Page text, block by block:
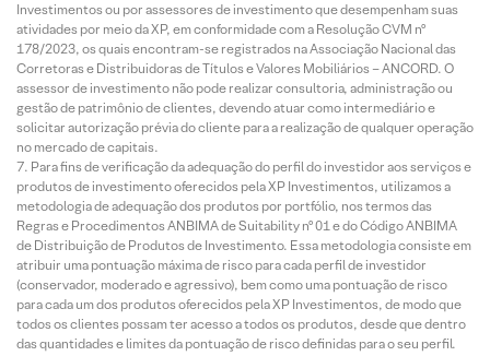
Investimentos ou por assessores de investimento que desempenham suas
atividades por meio da XP, em conformidade com a Resolução CVM nº
178/2023, os quais encontram-se registrados na Associação Nacional das
Corretoras e Distribuidoras de Títulos e Valores Mobiliários – ANCORD. O
assessor de investimento não pode realizar consultoria, administração ou
gestão de patrimônio de clientes, devendo atuar como intermediário e
solicitar autorização prévia do cliente para a realização de qualquer operação
no mercado de capitais.
Para fins de verificação da adequação do perfil do investidor aos serviços e
produtos de investimento oferecidos pela XP Investimentos, utilizamos a
metodologia de adequação dos produtos por portfólio, nos termos das
Regras e Procedimentos ANBIMA de Suitability nº 01 e do Código ANBIMA
de Distribuição de Produtos de Investimento. Essa metodologia consiste em
atribuir uma pontuação máxima de risco para cada perfil de investidor
(conservador, moderado e agressivo), bem como uma pontuação de risco
para cada um dos produtos oferecidos pela XP Investimentos, de modo que
todos os clientes possam ter acesso a todos os produtos, desde que dentro
das quantidades e limites da pontuação de risco definidas para o seu perfil.